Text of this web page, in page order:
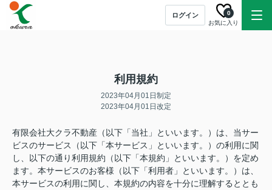
ログイン
お気に入り
0
利用規約
2023年04月01日制定
2023年04月01日改定
有限会社大クラ不動産（以下「当社」といいます。）は、当サー
ビスのサービス（以下「本サービス」といいます。）の利用に関
し、以下の通り利用規約（以下「本規約」といいます。）を定め
ます。本サービスのお客様（以下「利用者」といいます。）は、
本サービスの利用に関し、本規約の内容を十分に理解するととも